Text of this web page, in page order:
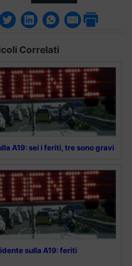
Correlati
A19: sei i feriti, tre sono gravi
sulla A19: feriti